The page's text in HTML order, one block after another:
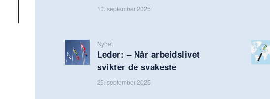
10. september 2025
Nyhet
Leder: – Når arbeidslivet
svikter de svakeste
25. september 2025